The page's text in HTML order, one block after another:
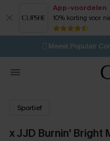
App-voordelen
10% korting voor
⚡️LAATSTE
🩱Meest Populair
💌Abonneer
Koop 3,
Sportief
x JJD Burnin' Bright